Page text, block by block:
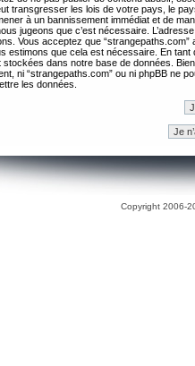
transgresser les lois de votre pays, le
à un bannissement immédiat et de
jugeons que c’est nécessaire.
Vous acceptez que “strangepaths.com”
estimons que cela est nécessaire. En
stockées dans notre base de données.
ni “strangepaths.com” ou ni phpBB ne
les données.
Copyright 2006-